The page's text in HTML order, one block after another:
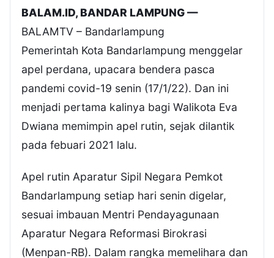
BALAM.ID, BANDAR LAMPUNG —
BALAMTV – Bandarlampung
Pemerintah Kota Bandarlampung menggelar
apel perdana, upacara bendera pasca
pandemi covid-19 senin (17/1/22). Dan ini
menjadi pertama kalinya bagi Walikota Eva
Dwiana memimpin apel rutin, sejak dilantik
pada febuari 2021 lalu.
Apel rutin Aparatur Sipil Negara Pemkot
Bandarlampung setiap hari senin digelar,
sesuai imbauan Mentri Pendayagunaan
Aparatur Negara Reformasi Birokrasi
(Menpan-RB). Dalam rangka memelihara dan